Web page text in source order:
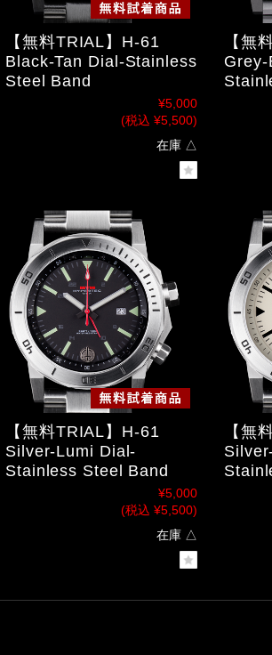
【無料TRIAL】H-61
Black-Tan Dial-Stainless
Steel Band
¥5,000
(税込 ¥5,500)
在庫 △
【無
【無料TRIAL】H-61
Silver-Lumi Dial-
Stainless Steel Band
¥5,000
(税込 ¥5,500)
在庫 △
【無